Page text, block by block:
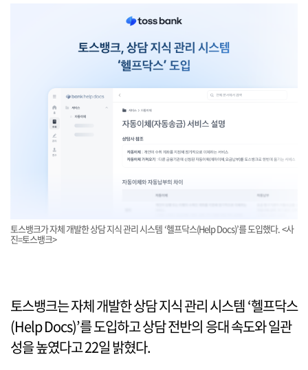
토스뱅크가 자체 개발한 상담 지식 관리 시스템 ‘헬프닥스(Help Docs)’를 도입했다. <사
진=토스뱅크>
토스뱅크는 자체 개발한 상담 지식 관리 시스템 ‘헬프닥스
(Help Docs)’를 도입하고 상담 전반의 응대 속도와 일관
성을 높였다고 22일 밝혔다.